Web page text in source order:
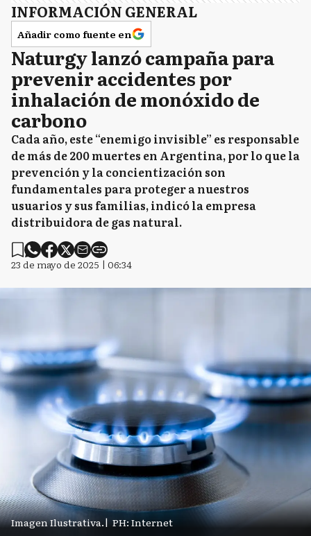
INFORMACIÓN GENERAL
Añadir como fuente en
Naturgy lanzó campaña para
prevenir accidentes por
inhalación de monóxido de
carbono
Cada año, este “enemigo invisible” es responsable
de más de 200 muertes en Argentina, por lo que la
prevención y la concientización son
fundamentales para proteger a nuestros
usuarios y sus familias, indicó la empresa
distribuidora de gas natural.
23 de mayo de 2025 | 06:34
Imagen Ilustrativa.| PH: Internet